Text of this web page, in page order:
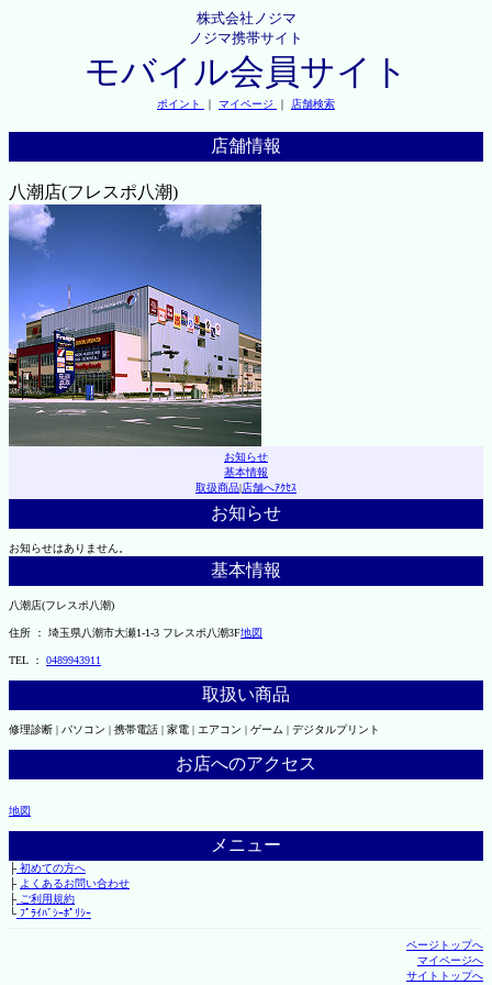
株式会社ノジマ
ノジマ携帯サイト
モバイル会員サイト
ポイント ｜ マイページ ｜ 店舗検索
店舗情報
八潮店(フレスポ八潮)
お知らせ
基本情報
取扱商品|店舗へｱｸｾｽ
お知らせ
お知らせはありません。
基本情報
八潮店(フレスポ八潮)
住所 ： 埼玉県八潮市大瀬1-1-3 フレスポ八潮3F地図
TEL ： 0489943911
取扱い商品
修理診断 | パソコン | 携帯電話 | 家電 | エアコン | ゲーム | デジタルプリント
お店へのアクセス
地図
メニュー
├初めての方へ
├ よくあるお問い合わせ
├ご利用規約
└ﾌﾟﾗｲﾊﾞｼｰﾎﾟﾘｼｰ
ページトップへ
マイページへ
サイトトップへ